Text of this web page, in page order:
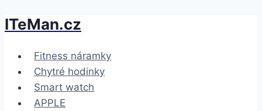
Přeskočit
obsah
ITeMan.cz
Fitness náramky
Chytré hodinky
Smart watch
APPLE